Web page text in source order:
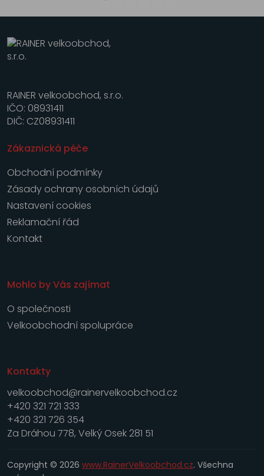
RAINER velkoobchod, s.r.o.
IČO: 08931411
DIČ: CZ08931411
Zákaznická péče
Obchodní podmínky
Zásady ochrany osobních údajů
Nastavení cookies
Reklamační řád
Kontakt
Mohlo by Vás zajímat
O společnosti
Velkoobchodní spolupráce
Kontakty
velkoobchod@rainervelkoobchod.cz
+420 321 721 333
+420 321 726 354
Za Dráhou 778, Velký Osek 281 51
Copyright © 2026 www.RainerVelkoobchod.cz. Všechna